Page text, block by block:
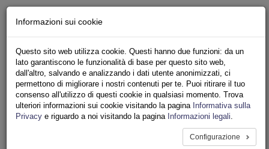
Iscriviti
Ricerca
Area Stampa
Privacy
ASSOCIAZIONI INQUILINI E ABITANTI
Informazioni sui cookie
Questo sito web utilizza cookie. Questi hanno due funzioni: da un
lato garantiscono le funzionalità di base per questo sito web,
dall'altro, salvando e analizzando i dati utente anonimizzati, ci
permettono di migliorare i nostri contenuti per te. Puoi ritirare il tuo
consenso all'utilizzo di questi cookie in qualsiasi momento. Trova
ulteriori informazioni sui cookie visitando la pagina Informativa sulla
Privacy e riguardo a noi visitando la pagina Informazioni legali.
Configurazione